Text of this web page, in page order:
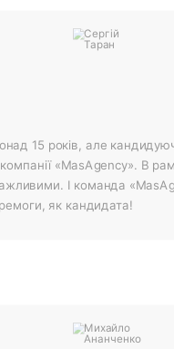
15 років, але
«MasAgency». В
І команда
як кандидата!